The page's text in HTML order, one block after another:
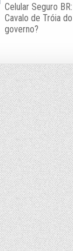
Celular Seguro BR:
Cavalo de Tróia do
governo?